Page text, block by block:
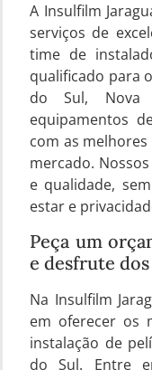
A Insulfilm
serviços de
time de
qualificado para
do Sul, Nova
equipamentos
com as
mercado.
e qualidade,
estar e
Peça um
e desfrute
Na Insulfilm
em oferecer os
instalação de
do Sul. Entre